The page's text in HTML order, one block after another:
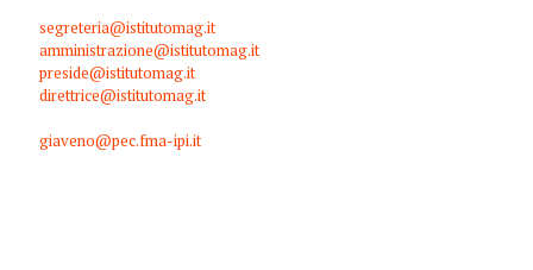
segreteria@istitutomag.it
amministrazione@istitutomag.it
preside@istitutomag.it
direttrice@istitutomag.it
giaveno@pec.fma-ipi.it